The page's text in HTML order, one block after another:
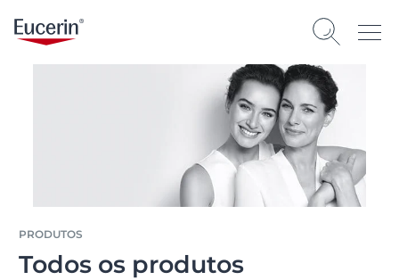
PRODUTOS
Todos os produtos